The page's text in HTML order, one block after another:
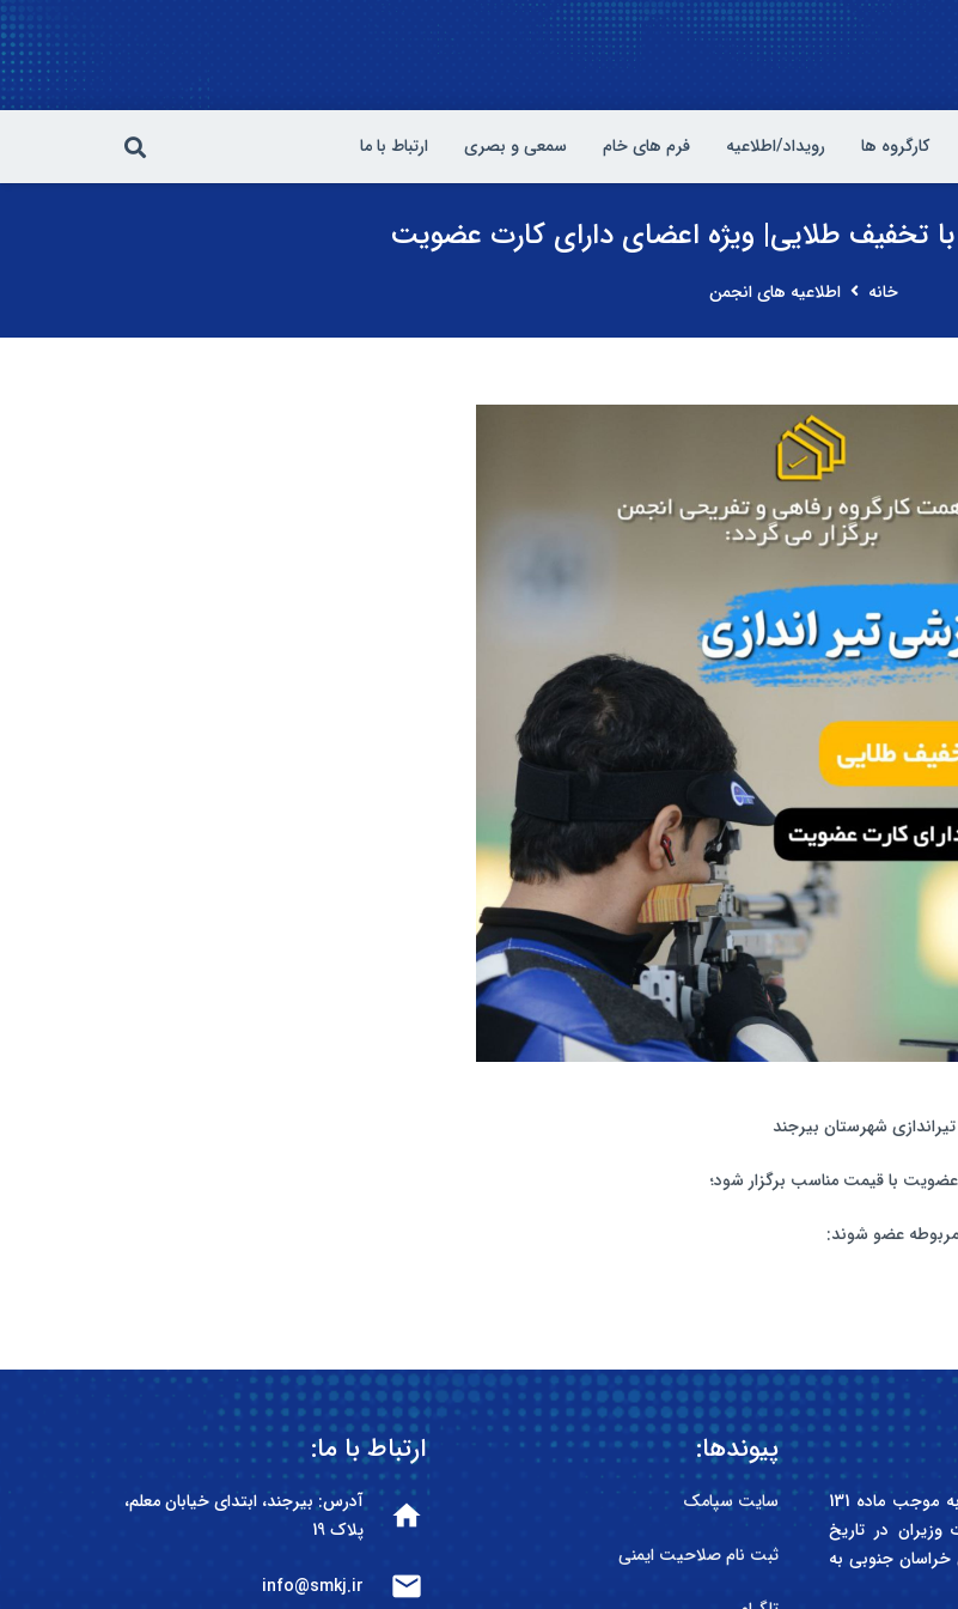
کارگروه ها رویداد/اطلاعیه فرم های خام سمعی و بصری ارتباط با ما
با تخفیف طلایی| ویژه اعضای دارای کارت عضویت
خانه اطلاعیه های انجمن
شهرستان بیرجند
با قیمت مناسب برگزار شود؛
مربوطه عضو شوند:
انجمن صنفی کارفرمایی سازندگان مسکن و ساختمان استان خراسان جنوبی به موجب ماده 131
ایران و آیین نامه مصوب آبان ماه 1389 هیات وزیران در تاریخ
استان خراسان جنوبی به
پیوندها:
سایت سپامک
ثبت نام صلاحیت ایمنی
ارتباط با ما:
home
آدرس: بیرجند، ابتدای خیابان معلم،
پلاک 19
mail
info@smkj.ir